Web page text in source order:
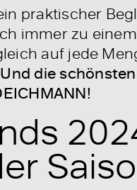
praktischer
immer zu
auf jede
Und die